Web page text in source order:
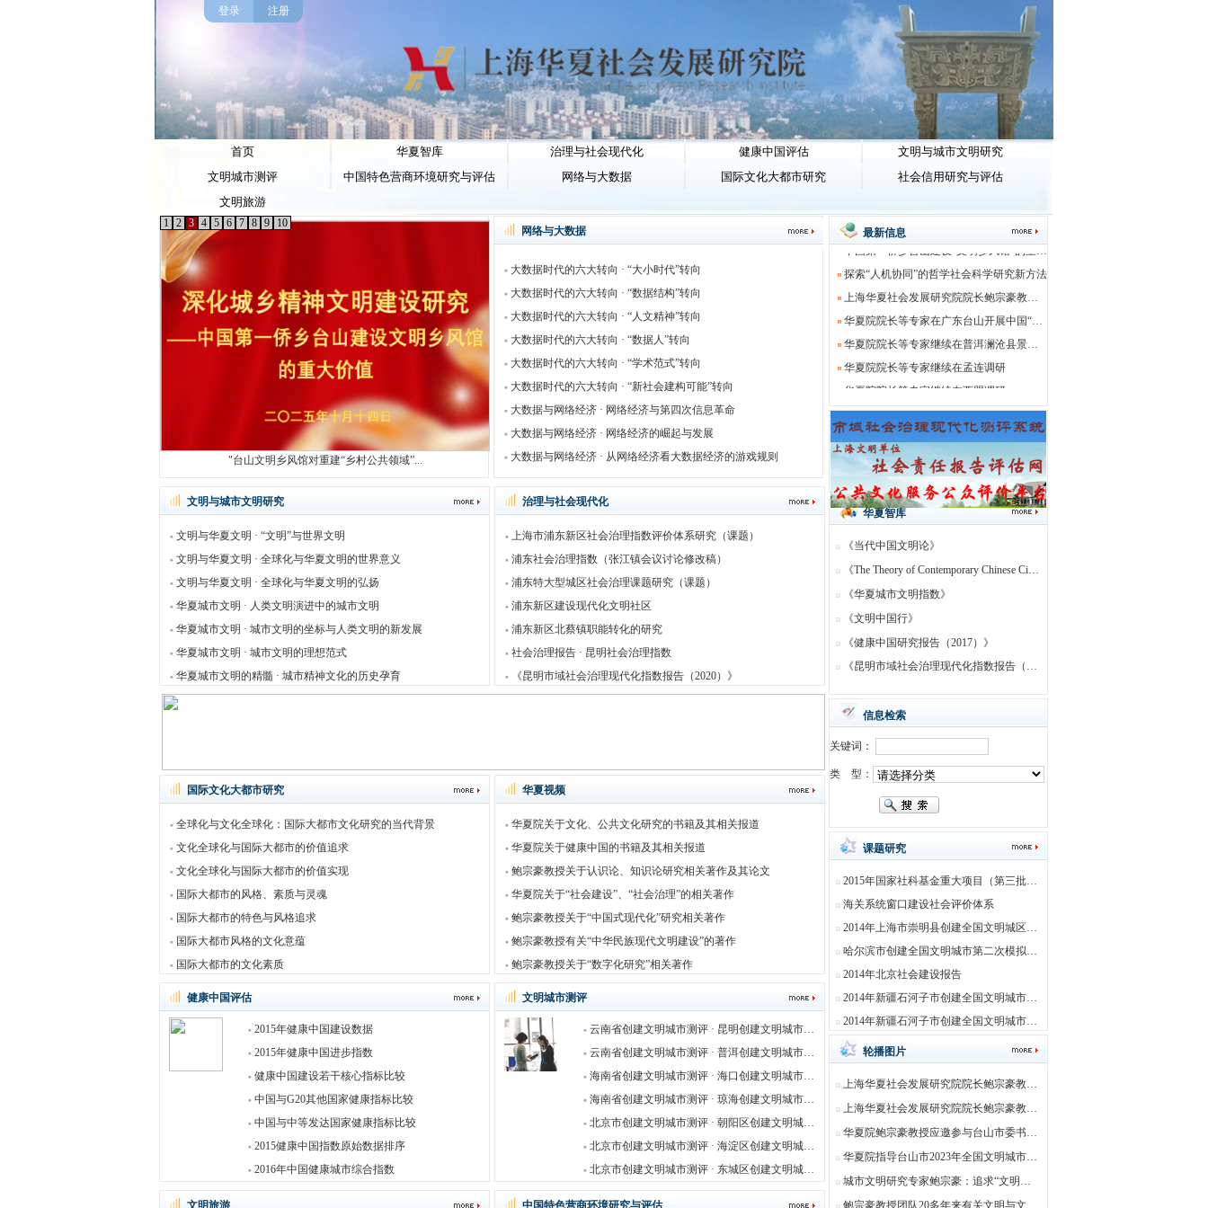
登录 注册
首页 华夏智库 治理与社会现代化 健康中国评估
文明与城市文明研究
文明城市测评
中国特色营商环境研究与评估 网络与大数据 国际文化大都市研究
社会信用研究与评估
文明旅游
1 2 3 4 5 6 7 8 9 10
"中国第一侨乡台山建设“文明乡风馆”的...
网络与大数据
大数据时代的六大转向 · “大小时代”转向
大数据时代的六大转向 · “数据结构”转向
大数据时代的六大转向 · “人文精神”转向
大数据时代的六大转向 · “数据人”转向
大数据时代的六大转向 · “学术范式”转向
大数据时代的六大转向 · “新社会建构可能”转向
大数据与网络经济 · 网络经济与第四次信息革命
大数据与网络经济 · 网络经济的崛起与发展
大数据与网络经济 · 从网络经济看大数据经济的游戏规则
文明与城市文明研究
文明与华夏文明 · “文明”与世界文明
文明与华夏文明 · 全球化与华夏文明的世界意义
文明与华夏文明 · 全球化与华夏文明的弘扬
华夏城市文明 · 人类文明演进中的城市文明
华夏城市文明 · 城市文明的坐标与人类文明的新发展
华夏城市文明 · 城市文明的理想范式
华夏城市文明的精髓 · 城市精神文化的历史孕育
治理与社会现代化
上海市浦东新区社会治理指数评价体系研究（课题）
浦东社会治理指数（张江镇会议讨论修改稿）
浦东特大型城区社会治理课题研究（课题）
浦东新区建设现代化文明社区
浦东新区北蔡镇职能转化的研究
社会治理报告 · 昆明社会治理指数
《昆明市域社会治理现代化指数报告（2020）》
国际文化大都市研究
全球化与文化全球化：国际大都市文化研究的当代背景
文化全球化与国际大都市的价值追求
文化全球化与国际大都市的价值实现
国际大都市的风格、素质与灵魂
国际大都市的特色与风格追求
国际大都市风格的文化意蕴
国际大都市的文化素质
华夏视频
华夏院关于文化、公共文化研究的书籍及其相关报道
华夏院关于健康中国的书籍及其相关报道
鲍宗豪教授关于认识论、知识论研究相关著作及其论文
华夏院关于“社会建设”、“社会治理”的相关著作
鲍宗豪教授关于“中国式现代化”研究相关著作
鲍宗豪教授有关“中华民族现代文明建设”的著作
鲍宗豪教授关于“数字化研究”相关著作
健康中国评估
2015年健康中国建设数据
2015年健康中国进步指数
健康中国建设若干核心指标比较
中国与G20其他国家健康指标比较
中国与中等发达国家健康指标比较
2015健康中国指数原始数据排序
2016年中国健康城市综合指数
文明城市测评
云南省创建文明城市测评 · 昆明创建文明城市测评
云南省创建文明城市测评 · 普洱创建文明城市测评
海南省创建文明城市测评 · 海口创建文明城市测评
海南省创建文明城市测评 · 琼海创建文明城市测评
北京市创建文明城市测评 · 朝阳区创建文明城市测评
北京市创建文明城市测评 · 海淀区创建文明城市测评
北京市创建文明城市测评 · 东城区创建文明城市测评
文明旅游 中国特色营商环境研究与评估
最新信息
中国第一侨乡台山建设“文明乡风馆”的重大价值
探索“人机协同”的哲学社会科学研究新方法
华夏院院长等专家继续在孟连调研
华夏院院长等专家继续在西盟调研
华夏院院长等专家到西盟佤族自治县勐梭镇、勐卡镇、马散村永俄寨等调研
华夏院院长等专家在宁洱县茶马古道考察
持续追求 城乡精神文明建设的更高形态
华夏院院长等专家在普洱市社科联主席陪同下，考察普洱下辖的宁洱哈尼族彝族自治县的“民族团结园”、“民族团结誓词碑”
上海华夏社会发展研究院成立30周年系列报道——华夏院以“六个首创”助力中国特色新型智库建设
纪念上海华夏社会发展研究院成立30 周年系列报道·专栏——聚焦市民现代文明素养研究 改进创新精神文明建设
纪念上海华夏社会发展研究院成立30周年系列报道 专栏聚焦文明城市与当代中国文明论研究服务国家精神文明建设战略
华夏智库
《当代中国文明论》
《The Theory of Contemporary Chinese Civilization》
《华夏城市文明指数》
《文明中国行》
《健康中国研究报告（2017）》
《昆明市域社会治理现代化指数报告（2020）》
信息检索
关键词：
类 型：
课题研究
2015年国家社科基金重大项目（第三批）立项（批准号15ZDC007） -开题报告
海关系统窗口建设社会评价体系
2014年上海市崇明县创建全国文明城区测评指导和模拟测评
哈尔滨市创建全国文明城市第二次模拟测评
2014年北京社会建设报告
2014年新疆石河子市创建全国文明城市模拟测评
2014年新疆石河子市创建全国文明城市培训
轮播图片
上海华夏社会发展研究院院长鲍宗豪教授应湖南邵阳市委统战部民宗局邀请，赴邵阳市民族团结进步创建工作现场交流会并作专题讲座
上海华夏社会发展研究院院长鲍宗豪教授应广西梧州市委统战部民宗局邀请，赴梧州作“铸牢中华民族共同体意识专题讲座”，并到实地
华夏院鲍宗豪教授应邀参与台山市委书记李惠文督导检查文明创建工作
华夏院指导台山市2023年全国文明城市实地调查专题培训
城市文明研究专家鲍宗豪：追求“文明典范城市”的价值共识